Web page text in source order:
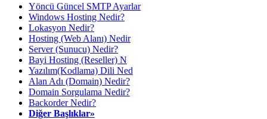
Yöncü Güncel SMTP Ayarlar
Windows Hosting Nedir?
Lokasyon Nedir?
Hosting (Web Alanı) Nedir
Server (Sunucu) Nedir?
Bayi Hosting (Reseller) N
Yazılım(Kodlama) Dili Ned
Alan Adı (Domain) Nedir?
Domain Sorgulama Nedir?
Backorder Nedir?
Diğer Başlıklar»